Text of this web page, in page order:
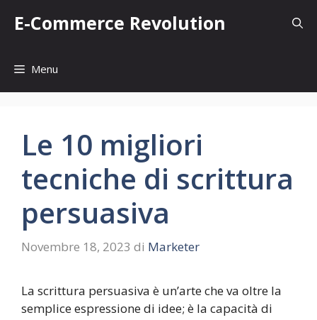
E-Commerce Revolution
Menu
Le 10 migliori
tecniche di scrittura
persuasiva
Novembre 18, 2023 di Marketer
La scrittura persuasiva è un’arte che va oltre la
semplice espressione di idee; è la capacità di